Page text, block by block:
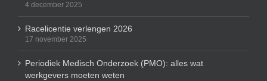
4 december 2025
Racelicentie verlengen 2026
17 november 2025
Periodiek Medisch Onderzoek (PMO): alles wat
werkgevers moeten weten